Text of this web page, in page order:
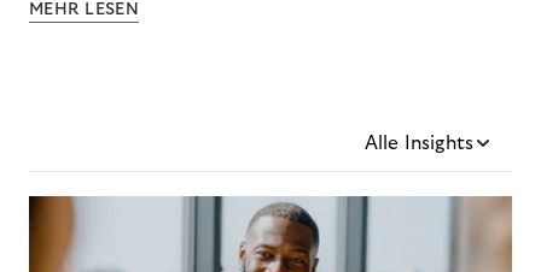
MEHR LESEN
Alle Insights